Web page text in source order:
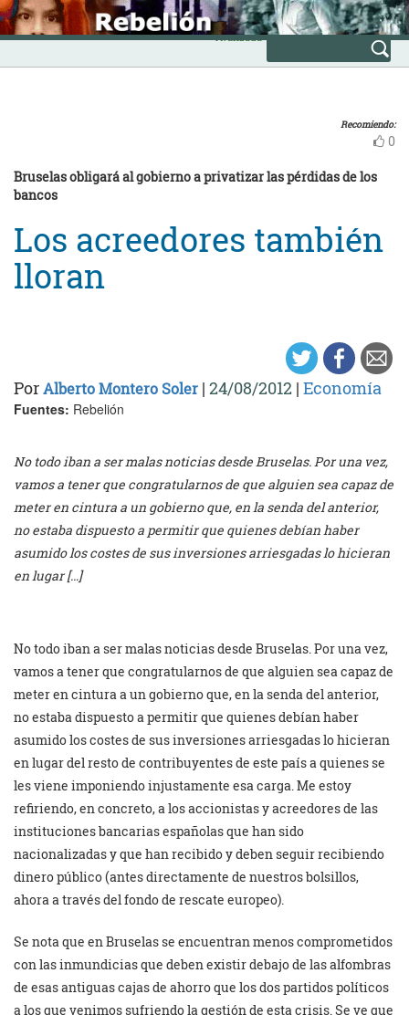
Skip
to
content
INICIO
Avanzada
Recomiendo:
0
Bruselas obligará al gobierno a privatizar las pérdidas de los
bancos
Los acreedores también
lloran
PorAlberto Montero Soler | 24/08/2012 | Economía
Fuentes: Rebelión
No todo iban a ser malas noticias desde Bruselas. Por una vez,
vamos a tener que congratularnos de que alguien sea capaz de
meter en cintura a un gobierno que, en la senda del anterior,
no estaba dispuesto a permitir que quienes debían haber
asumido los costes de sus inversiones arriesgadas lo hicieran
en lugar […]
No todo iban a ser malas noticias desde Bruselas. Por una vez,
vamos a tener que congratularnos de que alguien sea capaz de
meter en cintura a un gobierno que, en la senda del anterior,
no estaba dispuesto a permitir que quienes debían haber
asumido los costes de sus inversiones arriesgadas lo hicieran
en lugar del resto de contribuyentes de este país a quienes se
les viene imponiendo injustamente esa carga. Me estoy
refiriendo, en concreto, a los accionistas y acreedores de las
instituciones bancarias españolas que han sido
nacionalizadas y que han recibido y deben seguir recibiendo
dinero público (antes directamente de nuestros bolsillos,
ahora a través del fondo de rescate europeo).
Se nota que en Bruselas se encuentran menos comprometidos
con las inmundicias que deben existir debajo de las alfombras
de esas antiguas cajas de ahorro que los dos partidos políticos
a los que venimos sufriendo la gestión de esta crisis. Se ve que